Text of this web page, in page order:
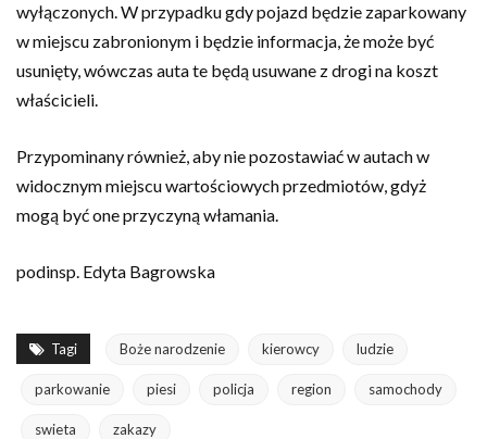
wyłączonych. W przypadku gdy pojazd będzie zaparkowany
w miejscu zabronionym i będzie informacja, że może być
usunięty, wówczas auta te będą usuwane z drogi na koszt
właścicieli.
Przypominany również, aby nie pozostawiać w autach w
widocznym miejscu wartościowych przedmiotów, gdyż
mogą być one przyczyną włamania.
podinsp. Edyta Bagrowska
Tagi Boże narodzenie kierowcy ludzie
parkowanie piesi policja region samochody
swieta zakazy